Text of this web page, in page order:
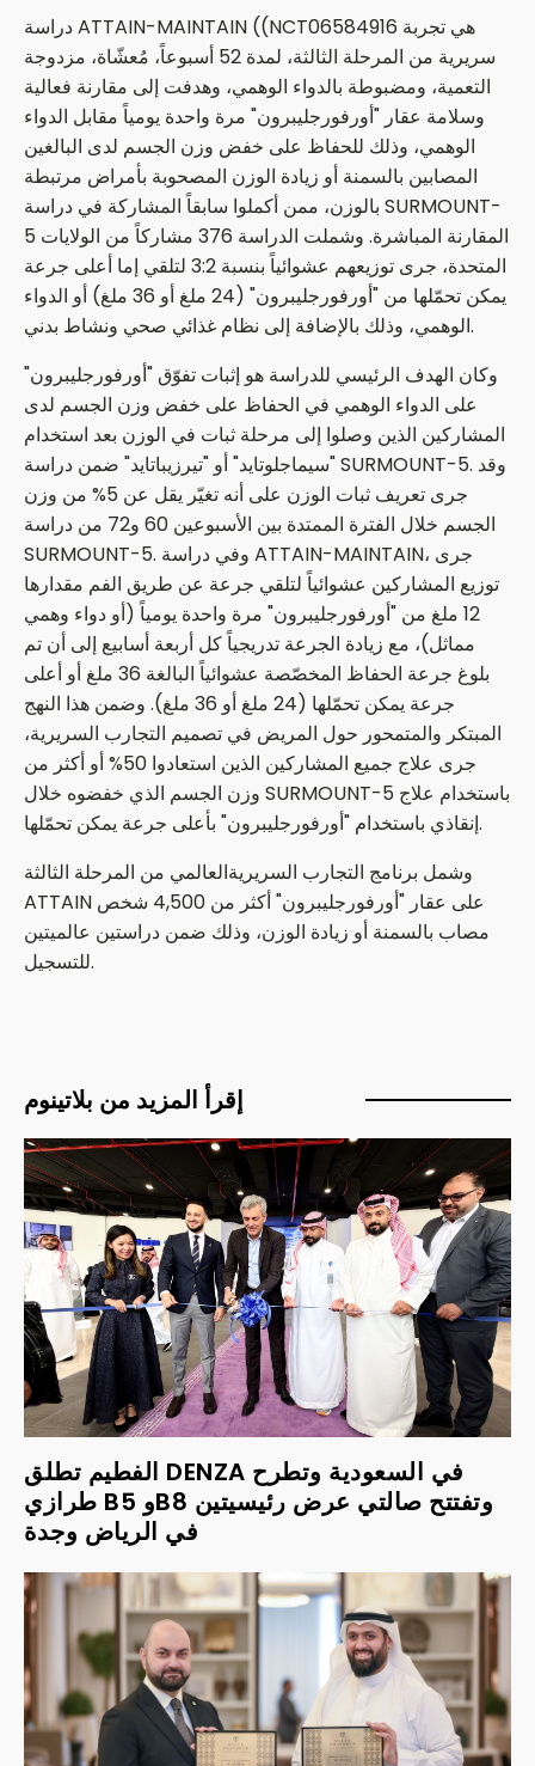
دراسة ATTAIN-MAINTAIN (‏(NCT06584916 هي تجربة
سريرية من المرحلة الثالثة، لمدة 52 أسبوعاً، مُعشّاة، مزدوجة
التعمية، ومضبوطة بالدواء الوهمي، وهدفت إلى مقارنة فعالية
وسلامة عقار "أورفورجليبرون" مرة واحدة يومياً مقابل الدواء
الوهمي، وذلك للحفاظ على خفض وزن الجسم لدى البالغين
المصابين بالسمنة أو زيادة الوزن المصحوبة بأمراض مرتبطة
بالوزن، ممن أكملوا سابقاً المشاركة في دراسة SURMOUNT-
5 المقارنة المباشرة. وشملت الدراسة 376 مشاركاً من الولايات
المتحدة، جرى توزيعهم عشوائياً بنسبة 3:2 لتلقي إما أعلى جرعة
يمكن تحمّلها من "أورفورجليبرون" (24 ملغ أو 36 ملغ) أو الدواء
الوهمي، وذلك بالإضافة إلى نظام غذائي صحي ونشاط بدني.
وكان الهدف الرئيسي للدراسة هو إثبات تفوّق "أورفورجليبرون"
على الدواء الوهمي في الحفاظ على خفض وزن الجسم لدى
المشاركين الذين وصلوا إلى مرحلة ثبات في الوزن بعد استخدام
"سيماجلوتايد" أو "تيرزيباتايد" ضمن دراسة SURMOUNT-5. وقد
جرى تعريف ثبات الوزن على أنه تغيّر يقل عن 5% من وزن
الجسم خلال الفترة الممتدة بين الأسبوعين 60 و72 من دراسة
SURMOUNT-5. وفي دراسة ATTAIN-MAINTAIN، جرى
توزيع المشاركين عشوائياً لتلقي جرعة عن طريق الفم مقدارها
12 ملغ من "أورفورجليبرون" مرة واحدة يومياً (أو دواء وهمي
مماثل)، مع زيادة الجرعة تدريجياً كل أربعة أسابيع إلى أن تم
بلوغ جرعة الحفاظ المخصّصة عشوائياً البالغة 36 ملغ أو أعلى
جرعة يمكن تحمّلها (24 ملغ أو 36 ملغ). وضمن هذا النهج
المبتكر والمتمحور حول المريض في تصميم التجارب السريرية،
جرى علاج جميع المشاركين الذين استعادوا 50% أو أكثر من
وزن الجسم الذي خفضوه خلال SURMOUNT-5 باستخدام علاج
إنقاذي باستخدام "أورفورجليبرون" بأعلى جرعة يمكن تحمّلها.
وشمل برنامج التجارب السريريةالعالمي من المرحلة الثالثة
ATTAIN على عقار "أورفورجليبرون" أكثر من 4,500 شخص
مصاب بالسمنة أو زيادة الوزن، وذلك ضمن دراستين عالميتين
للتسجيل.
إقرأ المزيد من بلاتينوم
الفطيم تطلق DENZA في السعودية وتطرح
طرازي B5 وB8 وتفتتح صالتي عرض رئيسيتين
في الرياض وجدة